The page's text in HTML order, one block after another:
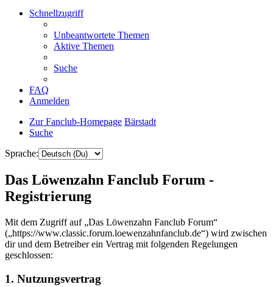
Schnellzugriff
Unbeantwortete Themen
Aktive Themen
Suche
FAQ
Anmelden
Zur Fanclub-Homepage Bärstadt
Suche
Sprache:
Das Löwenzahn Fanclub Forum -
Registrierung
Mit dem Zugriff auf „Das Löwenzahn Fanclub Forum“
(„https://www.classic.forum.loewenzahnfanclub.de“) wird zwischen
dir und dem Betreiber ein Vertrag mit folgenden Regelungen
geschlossen:
1. Nutzungsvertrag